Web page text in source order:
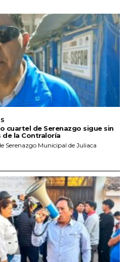
cuartel de Serenazgo sigue sin
la Contraloría
Serenazgo Municipal de Juliaca